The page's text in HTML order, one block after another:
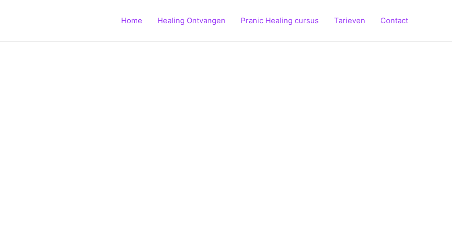
Home Healing Ontvangen Pranic Healing cursus Tarieven Contact